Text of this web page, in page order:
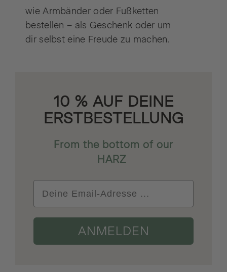
wie Armbänder oder Fußketten
bestellen – als Geschenk oder um
dir selbst eine Freude zu machen.
10 % AUF DEINE
ERSTBESTELLUNG
From the bottom of our
HARZ
ANMELDEN